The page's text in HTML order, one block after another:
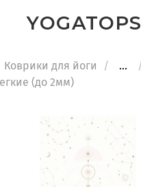
YOGATOPS
Коврики для йоги
...
(до 2мм)